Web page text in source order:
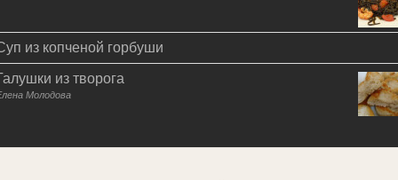
из копченой горбуши
из творога
Молодова